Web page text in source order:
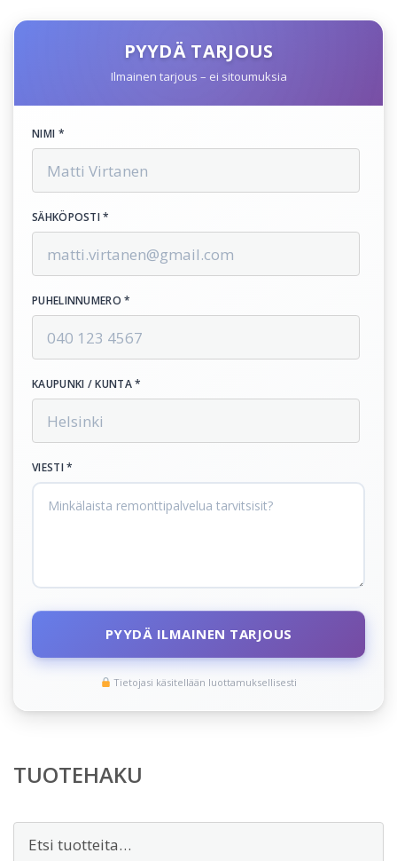
PYYDÄ TARJOUS
Ilmainen tarjous – ei sitoumuksia
NIMI *
SÄHKÖPOSTI *
PUHELINNUMERO *
KAUPUNKI / KUNTA *
VIESTI *
PYYDÄ ILMAINEN TARJOUS
Tietojasi käsitellään luottamuksellisesti
TUOTEHAKU